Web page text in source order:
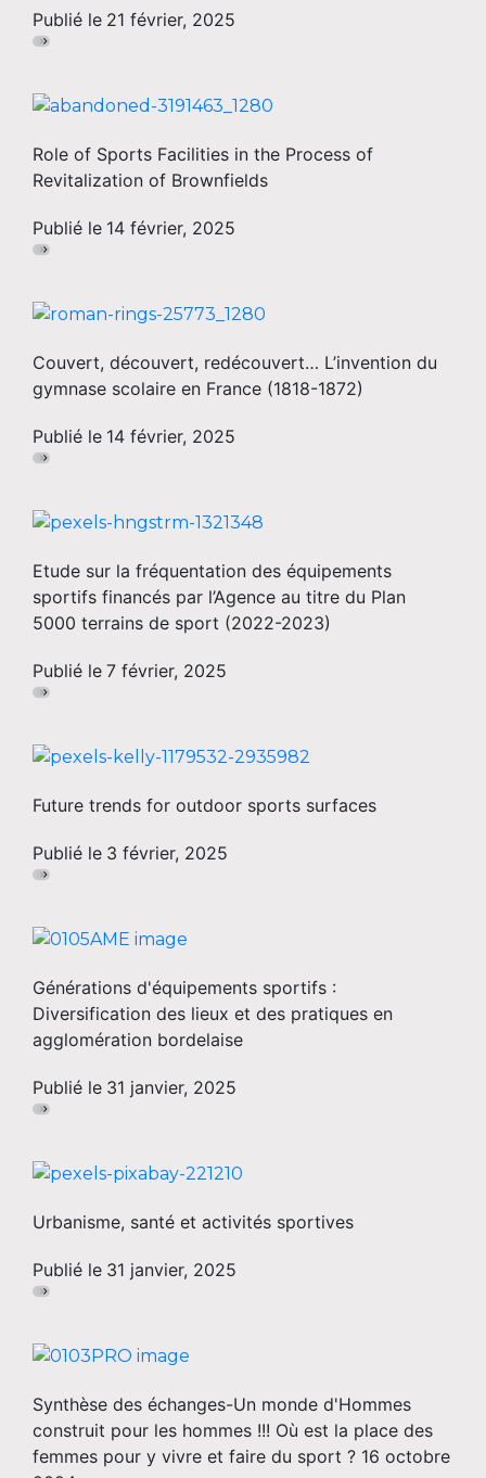
Publié le 21 février, 2025
Role of Sports Facilities in the Process of
Revitalization of Brownfields
Publié le 14 février, 2025
Couvert, découvert, redécouvert… L’invention du
gymnase scolaire en France (1818-1872)
Publié le 14 février, 2025
Etude sur la fréquentation des équipements
sportifs financés par l’Agence au titre du Plan
5000 terrains de sport (2022-2023)
Publié le 7 février, 2025
Future trends for outdoor sports surfaces
Publié le 3 février, 2025
Générations d'équipements sportifs :
Diversification des lieux et des pratiques en
agglomération bordelaise
Publié le 31 janvier, 2025
Urbanisme, santé et activités sportives
Publié le 31 janvier, 2025
Synthèse des échanges-Un monde d'Hommes
construit pour les hommes !!! Où est la place des
femmes pour y vivre et faire du sport ? 16 octobre